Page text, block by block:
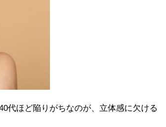
代ほど陥りがちなのが、立体感に欠ける